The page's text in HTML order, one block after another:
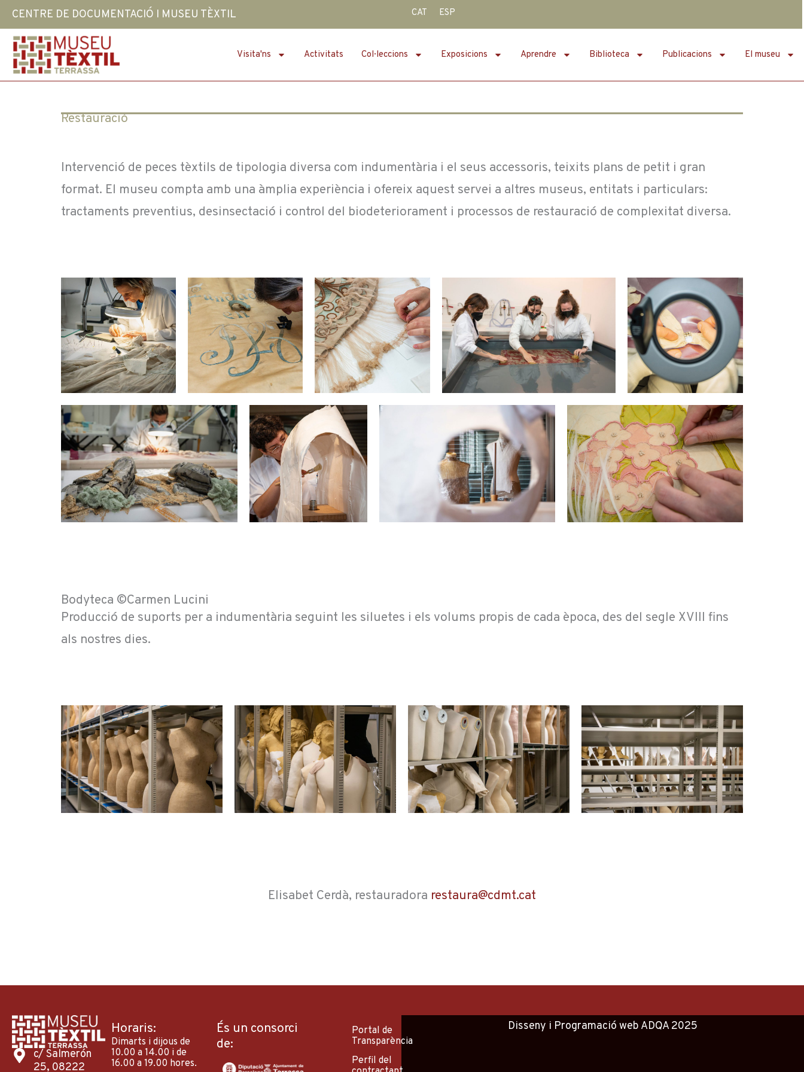
Vés
al
contingut
CENTRE DE DOCUMENTACIÓ I MUSEU TÈXTIL CAT ESP
Visita'ns Activitats Col·leccions Exposicions Aprendre Biblioteca Publicacions El museu
Restauració
Intervenció de peces tèxtils de tipologia diversa com indumentària i el seus accessoris, teixits plans de petit i gran
format. El museu compta amb una àmplia experiència i ofereix aquest servei a altres museus, entitats i particulars:
tractaments preventius, desinsectació i control del biodeteriorament i processos de restauració de complexitat diversa.
Bodyteca ©Carmen Lucini
Producció de suports per a indumentària seguint les siluetes i els volums propis de cada època, des del segle XVIII fins
als nostres dies.
Elisabet Cerdà, restauradora restaura@cdmt.cat
c/ Salmerón
25, 08222
Horaris:
Dimarts i dijous de
10.00 a 14.00 i de
16.00 a 19.00 hores.
És un consorci
de:
Portal de
Transparència
Perfil del
Disseny i Programació web ADQA2025